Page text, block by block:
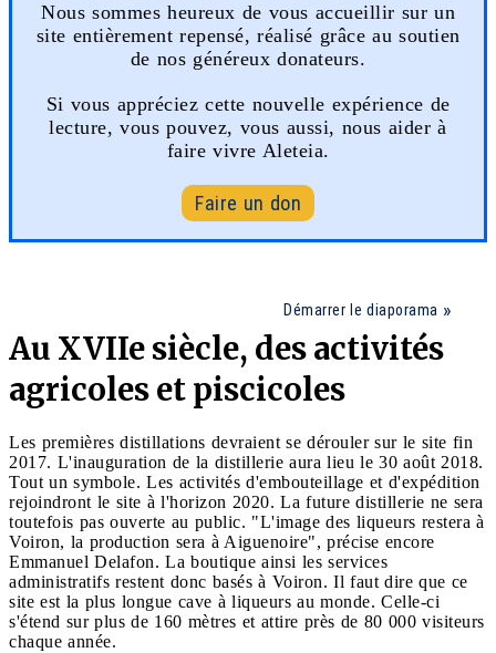
Nous sommes heureux de vous accueillir sur un
site entièrement repensé, réalisé grâce au soutien
de nos généreux donateurs.
Si vous appréciez cette nouvelle expérience de
lecture, vous pouvez, vous aussi, nous aider à
faire vivre Aleteia.
Faire un don
Démarrer le diaporama
Au XVIIe siècle, des activités
agricoles et piscicoles
Les premières distillations devraient se dérouler sur le site fin
2017. L'inauguration de la distillerie aura lieu le 30 août 2018.
Tout un symbole. Les activités d'embouteillage et d'expédition
rejoindront le site à l'horizon 2020. La future distillerie ne sera
toutefois pas ouverte au public. "L'image des liqueurs restera à
Voiron, la production sera à Aiguenoire", précise encore
Emmanuel Delafon. La boutique ainsi les services
administratifs restent donc basés à Voiron. Il faut dire que ce
site est la plus longue cave à liqueurs au monde. Celle-ci
s'étend sur plus de 160 mètres et attire près de 80 000 visiteurs
chaque année.